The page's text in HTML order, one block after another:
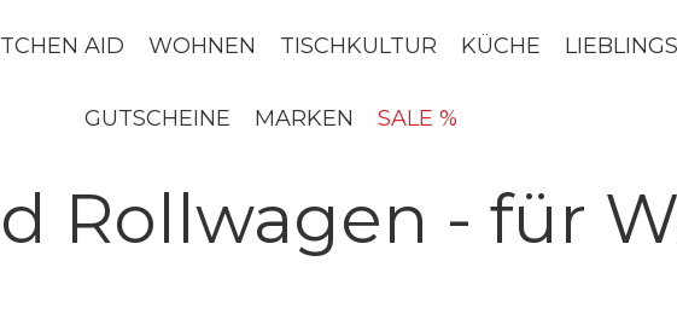
AID WOHNEN TISCHKULTUR KÜCHE
GUTSCHEINE MARKEN SALE %
Rollwagen - für